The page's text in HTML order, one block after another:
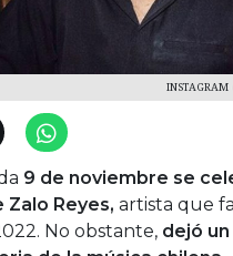
INSTAGRAM
9 de noviembre se
Zalo Reyes, artista que
No obstante, dejó